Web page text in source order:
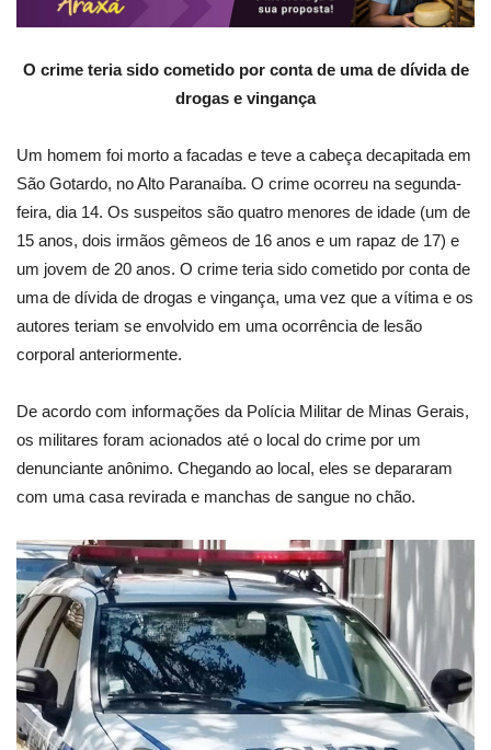
O crime teria sido cometido por conta de uma de dívida de
drogas e vingança
Um homem foi morto a facadas e teve a cabeça decapitada em
São Gotardo, no Alto Paranaíba. O crime ocorreu na segunda-
feira, dia 14. Os suspeitos são quatro menores de idade (um de
15 anos, dois irmãos gêmeos de 16 anos e um rapaz de 17) e
um jovem de 20 anos. O crime teria sido cometido por conta de
uma de dívida de drogas e vingança, uma vez que a vítima e os
autores teriam se envolvido em uma ocorrência de lesão
corporal anteriormente.
De acordo com informações da Polícia Militar de Minas Gerais,
os militares foram acionados até o local do crime por um
denunciante anônimo. Chegando ao local, eles se depararam
com uma casa revirada e manchas de sangue no chão.